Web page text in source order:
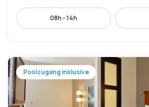
08h - 14h
Poolzugang inklusive